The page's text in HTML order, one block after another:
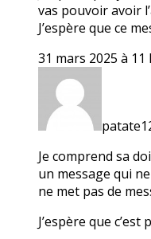
vas pouvoir avoir
J’espère que ce
31 mars 2025 à 11
Je comprend sa
un message qui
ne met pas de
J’espère que